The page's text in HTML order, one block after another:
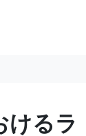
けるラ